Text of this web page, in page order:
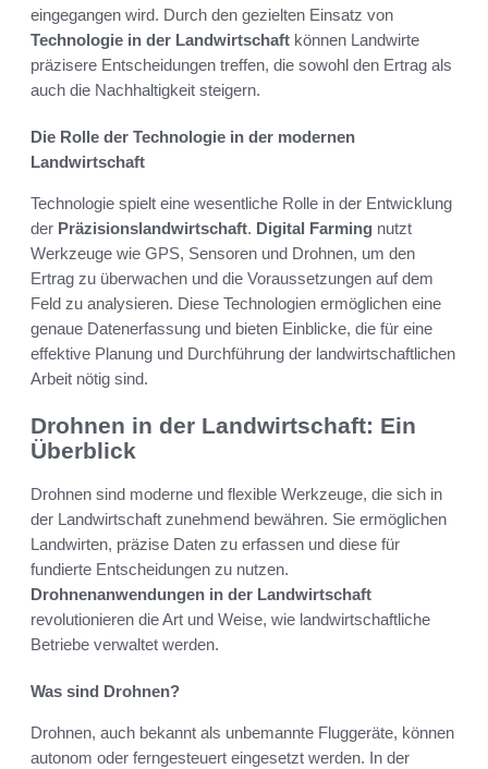
eingegangen wird. Durch den gezielten Einsatz von
Technologie in der Landwirtschaft können Landwirte
präzisere Entscheidungen treffen, die sowohl den Ertrag als
auch die Nachhaltigkeit steigern.
Die Rolle der Technologie in der modernen
Landwirtschaft
Technologie spielt eine wesentliche Rolle in der Entwicklung
der Präzisionslandwirtschaft. Digital Farming nutzt
Werkzeuge wie GPS, Sensoren und Drohnen, um den
Ertrag zu überwachen und die Voraussetzungen auf dem
Feld zu analysieren. Diese Technologien ermöglichen eine
genaue Datenerfassung und bieten Einblicke, die für eine
effektive Planung und Durchführung der landwirtschaftlichen
Arbeit nötig sind.
Drohnen in der Landwirtschaft: Ein
Überblick
Drohnen sind moderne und flexible Werkzeuge, die sich in
der Landwirtschaft zunehmend bewähren. Sie ermöglichen
Landwirten, präzise Daten zu erfassen und diese für
fundierte Entscheidungen zu nutzen.
Drohnenanwendungen in der Landwirtschaft
revolutionieren die Art und Weise, wie landwirtschaftliche
Betriebe verwaltet werden.
Was sind Drohnen?
Drohnen, auch bekannt als unbemannte Fluggeräte, können
autonom oder ferngesteuert eingesetzt werden. In der